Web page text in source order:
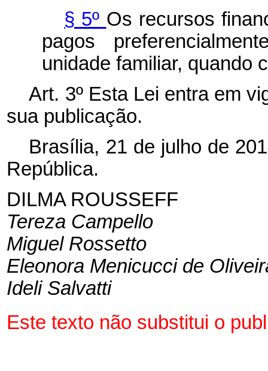
§ 5º Os recursos
pagos
unidade familiar, quando
Art. 3º Esta Lei entra em
sua publicação.
Brasília, 21 de julho de
República.
DILMA ROUSSEFF
Tereza Campello
Miguel Rossetto
Eleonora Menicucci de
Ideli Salvatti
Este texto não substitui o